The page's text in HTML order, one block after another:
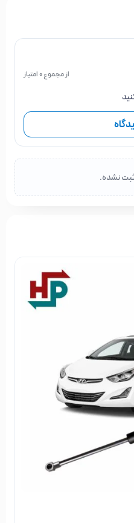
از مجموع 0 امتیاز
نشده.